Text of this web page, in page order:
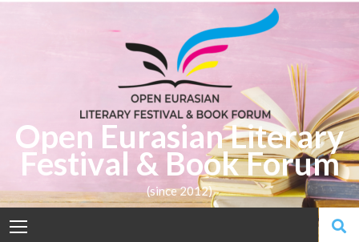
Open Eurasian Literary
Festival & Book Forum
(since 2012)